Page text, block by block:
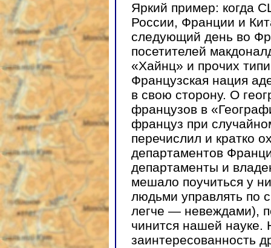
Яркий пример: когда
России, Франции и
следующий день во
посетителей
«Хайнц» и прочих
Французская нация
в свою сторону. О
французов в
француз при
перечислил и кратко
департаментов
департаменты и
мешало поучиться у
людьми управлять по
легче — невеждами),
чинится нашей науке.
заинтересованность